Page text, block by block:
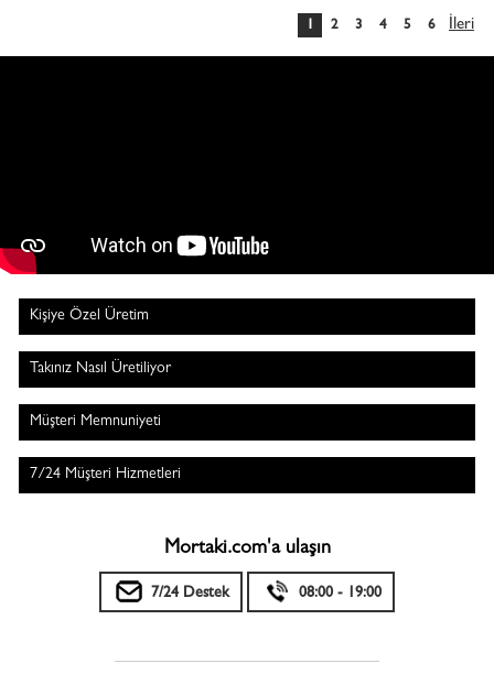
İleri
1 2 3 4 5 6
Kişiye Özel Üretim
Takınız Nasıl Üretiliyor
Müşteri Memnuniyeti
7/24 Müşteri Hizmetleri
Mortaki.com'a ulaşın
7/24 Destek 08:00 - 19:00